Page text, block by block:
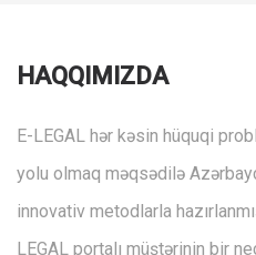
HAQQIMIZDA
E-LEGAL hər kəsin hüquqi
yolu olmaq məqsədilə
innovativ metodlarla
LEGAL portalı müştərinin bir